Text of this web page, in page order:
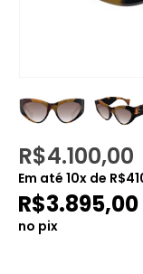
R$4.100,00
Em até 10x de R$
R$3.895,00
no pix